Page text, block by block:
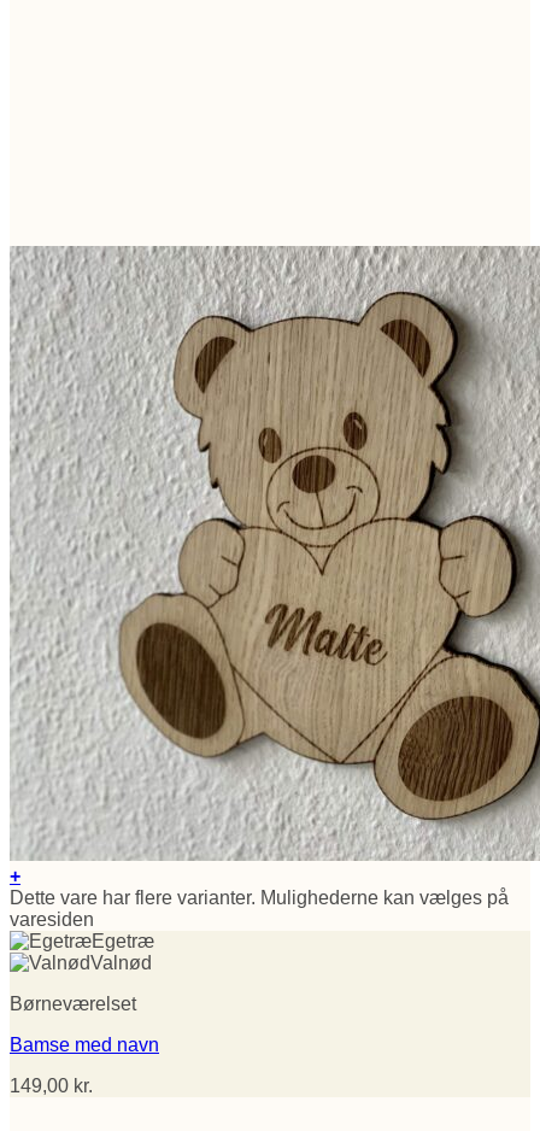
+
Dette vare har flere varianter. Mulighederne kan vælges på
varesiden
Egetræ
Valnød
Børneværelset
Bamse med navn
149,00 kr.